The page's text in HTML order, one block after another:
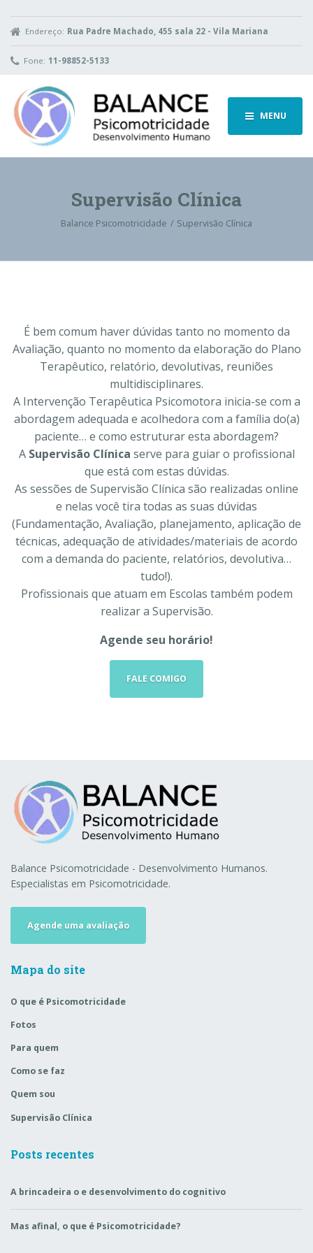
Endereço: Rua Padre Machado, 455 sala 22 - Vila Mariana
Fone: 11-98852-5133
MENU
Supervisão Clínica
Balance Psicomotricidade Supervisão Clínica
É bem comum haver dúvidas tanto no momento da
Avaliação, quanto no momento da elaboração do Plano
Terapêutico, relatório, devolutivas, reuniões
multidisciplinares.
A Intervenção Terapêutica Psicomotora inicia-se com a
abordagem adequada e acolhedora com a família do(a)
paciente… e como estruturar esta abordagem?
A Supervisão Clínica serve para guiar o profissional
que está com estas dúvidas.
As sessões de Supervisão Clínica são realizadas online
e nelas você tira todas as suas dúvidas
(Fundamentação, Avaliação, planejamento, aplicação de
técnicas, adequação de atividades/materiais de acordo
com a demanda do paciente, relatórios, devolutiva…
tudo!).
Profissionais que atuam em Escolas também podem
realizar a Supervisão.
Agende seu horário!
FALE COMIGO
Balance Psicomotricidade - Desenvolvimento Humanos.
Especialistas em Psicomotricidade.
Agende uma avaliação
Mapa do site
O que é Psicomotricidade
Fotos
Para quem
Como se faz
Quem sou
Supervisão Clínica
Posts recentes
A brincadeira o e desenvolvimento do cognitivo
Mas afinal, o que é Psicomotricidade?